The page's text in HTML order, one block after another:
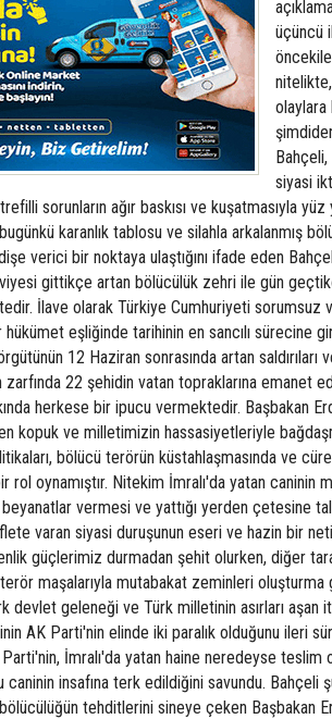
üçüncü
olaylara
siyasi
sorunların ağır baskısı ve kuşatmasıyla yüz
karanlık tablosu ve silahla arkalanmış
verici bir noktaya ulaştığını ifade eden
gittikçe artan bölücülük zehri ile gün
İlave olarak Türkiye Cumhuriyeti sorumsuz
hükümet eşliğinde tarihinin en sancılı sürecine
12 Haziran sonrasında artan saldırıları
zarfında 22 şehidin vatan topraklarına emanet
herkese bir ipucu vermektedir. Başbakan
kopuk ve milletimizin hassasiyetleriyle
bölücü terörün küstahlaşmasında ve
rol oynamıştır. Nitekim İmralı'da yatan caninin
vermesi ve yattığı yerden çetesine
varan siyasi duruşunun eseri ve hazin bir
güçlerimiz durmadan şehit olurken, diğer
maşalarıyla mutabakat zeminleri
devlet geleneği ve Türk milletinin asırları aşan
AK Parti'nin elinde iki paralık olduğunu ileri
İmralı'da yatan haine neredeyse teslim
caninin insafına terk edildiğini savundu. Bahçeli
tehditlerini sineye çeken Başbakan